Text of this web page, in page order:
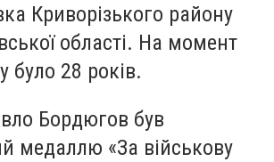
Криворізького району
області. На момент
було 28 років.
Бордюгов був
медаллю «За військову